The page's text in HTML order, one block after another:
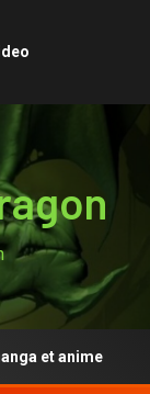
et anime